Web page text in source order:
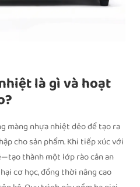
là gì và hoạt
màng nhựa nhiệt dẻo để tạo ra
cho sản phẩm. Khi tiếp xúc với
thành một lớp rào cản an
cơ học, đồng thời nâng cao